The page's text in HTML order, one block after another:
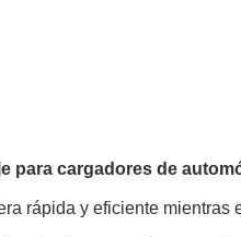
para cargadores de
rápida y eficiente mientras